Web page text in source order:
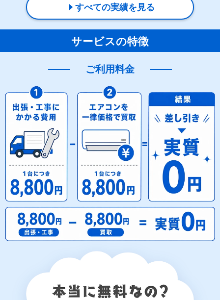
すべての実績を見る
サービスの特徴
ご利用料金